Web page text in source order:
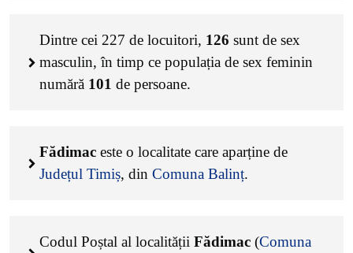
Dintre cei 227 de locuitori, 126 sunt de sex
masculin, în timp ce populația de sex feminin
numără 101 de persoane.
Fădimac este o localitate care aparține de
Județul Timiș, din Comuna Balinț.
Codul Poștal al localității Fădimac (Comuna